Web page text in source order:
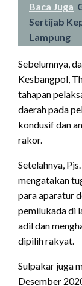
Baca Juga
Sertijab
Lampung
Sebelumnya,
Kesbangpol,
tahapan
daerah pada
kondusif dan
rakor.
Setelahnya,
mengatakan
para aparatur
pemilukada di
adil dan
dipilih rakyat.
Sulpakar juga
Desember